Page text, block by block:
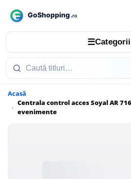
☰Categorii
Acasă
Centrala control acces Soyal AR
evenimente